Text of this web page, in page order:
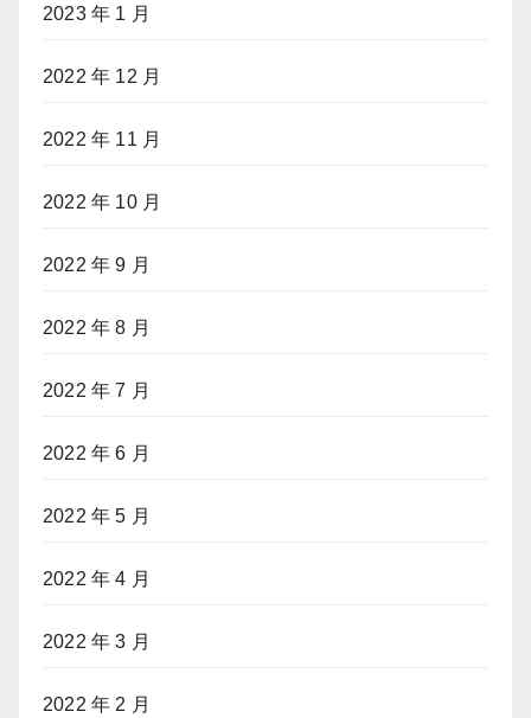
2023 年 1 月
2022 年 12 月
2022 年 11 月
2022 年 10 月
2022 年 9 月
2022 年 8 月
2022 年 7 月
2022 年 6 月
2022 年 5 月
2022 年 4 月
2022 年 3 月
2022 年 2 月